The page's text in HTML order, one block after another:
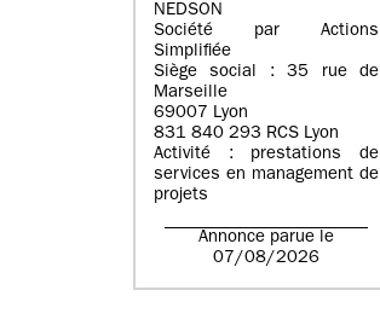
NEDSON
Société par Actions
Simplifiée
Siège social : 35 rue de
Marseille
69007 Lyon
831 840 293 RCS Lyon
Activité : prestations de
services en management de
projets
Annonce parue le
07/08/2026